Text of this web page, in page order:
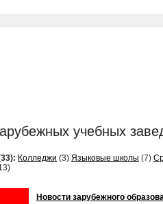
учебных
Колледжи (3) Языковые школы (7)
Новости зарубежного